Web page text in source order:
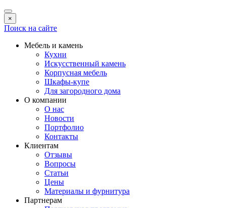
×
Поиск на сайте
Мебель и камень
Кухни
Искусственный камень
Корпусная мебель
Шкафы-купе
Для загородного дома
О компании
О нас
Новости
Портфолио
Контакты
Клиентам
Отзывы
Вопросы
Статьи
Цены
Материалы и фурнитура
Партнерам